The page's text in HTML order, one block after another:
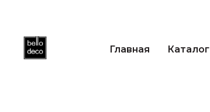
Главная Каталог